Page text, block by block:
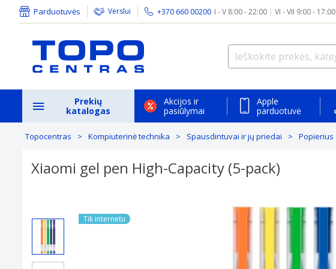
Parduotuvės Verslui +370 660 00200 I - V 8:00 - 22:00 | VI - VII 9:00 - 17:00
Prekių
katalogas
Akcijos ir
pasiūlymai
Apple
parduotuvė
Topocentras Kompiuterinė technika Spausdintuvai ir jų priedai Popierius
Xiaomi gel pen High-Capacity (5-pack)
Tik internetu